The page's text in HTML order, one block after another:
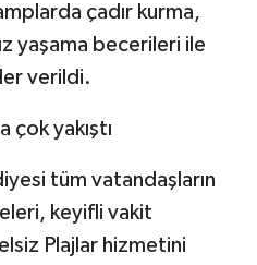
çadır kurma,
yaşama becerileri ile
verildi.
çok yakıştı
tüm vatandaşların
keyifli vakit
Plajlar hizmetini